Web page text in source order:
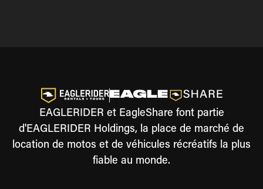
EAGLERIDER et EagleShare font partie
d'EAGLERIDER Holdings, la place de marché de
location de motos et de véhicules récréatifs la plus
fiable au monde.